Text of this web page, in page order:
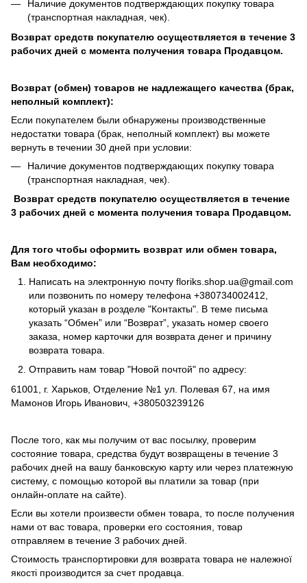
Наличие документов подтверждающих покупку товара
(транспортная накладная, чек).
Возврат средств покупателю осуществляется в течение 3
рабочих дней с момента получения товара Продавцом.
Возврат (обмен) товаров не надлежащего качества (брак,
неполный комплект):
Если покупателем были обнаружены производственные
недостатки товара (брак, неполный комплект) вы можете
вернуть в течении 30 дней при условии:
Наличие документов подтверждающих покупку товара
(транспортная накладная, чек).
Возврат средств покупателю осуществляется в течение
3 рабочих дней с момента получения товара Продавцом.
Для того чтобы оформить возврат или обмен товара,
Вам необходимо:
Написать на электронную почту floriks.shop.ua@gmail.com
или позвонить по номеру телефона +380734002412
который указан в розделе "Контакты" . В теме письма
указать “Обмен” или “Возврат”, указать номер своего
заказа, номер карточки для возврата денег и причину
возврата товара.
Отправить нам товар "Новой почтой" по адресу:
61001, г. Харьков, Отделение №1 ул. Полевая 67, на имя
Мамонов Игорь Иванович, +380503239126
После того, как мы получим от вас посылку, проверим
состояние товара, средства будут возвращены в течение 3
рабочих дней на вашу банковскую карту или через платежную
систему, с помощью которой вы платили за товар (при
онлайн-оплате на сайте).
Если вы хотели произвести обмен товара, то после получения
нами от вас товара, проверки его состояния, товар
отправляем в течение 3 рабочих дней.
Стоимость транспортировки для возврата товара не належної
якості производится за счет продавца.